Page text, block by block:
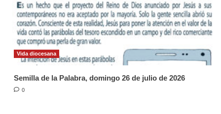
Vida diocesana
Semilla de la Palabra, domingo 26 de julio de 2026
0